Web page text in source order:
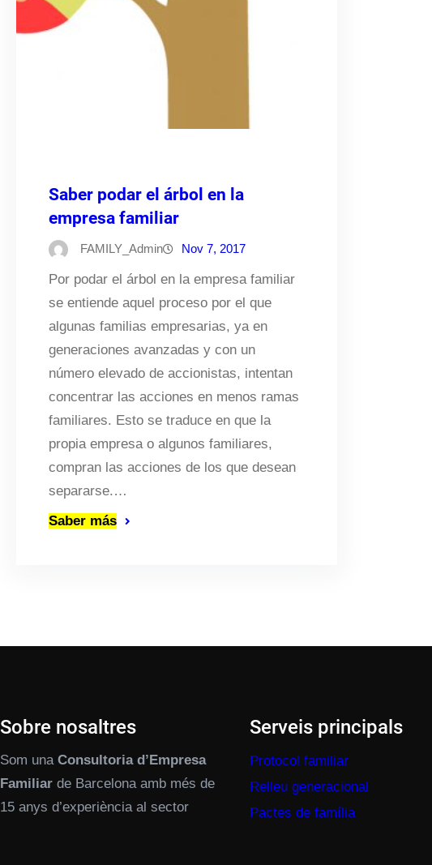
Saber podar el árbol en la
empresa familiar
FAMILY_Admin Nov 7, 2017
Por podar el árbol en la empresa familiar
se entiende aquel proceso por el que
algunas familias empresarias, ya en
generaciones avanzadas y con un
número elevado de accionistas, intentan
concentrar las acciones en menos ramas
familiares. Esto se traduce en que la
propia empresa o algunos familiares,
compran las acciones de los que desean
separarse.…
Saber más
Sobre nosaltres
Som una Consultoria d’Empresa
Familiar de Barcelona amb més de
15 anys d’experiència al sector
Serveis principals
Protocol familiar
Relleu generacional
Pactes de família